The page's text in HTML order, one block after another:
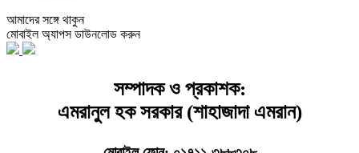
আমাদের সঙ্গে থাকুন
মোবাইল অ্যাপস ডাউনলোড করুন
সম্পাদক ও প্রকাশক:
এমরানুল হক সরকার (শাহাজাদা এমরান)